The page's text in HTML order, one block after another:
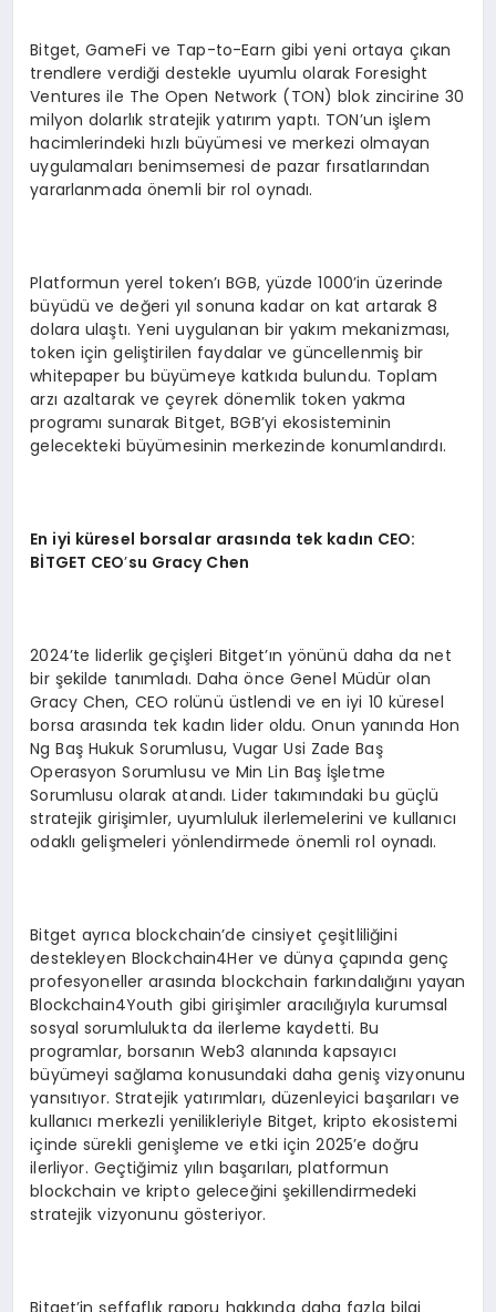
Bitget, GameFi ve Tap-to-Earn gibi yeni ortaya çıkan
trendlere verdiği destekle uyumlu olarak Foresight
Ventures ile The Open Network (TON) blok zincirine 30
milyon dolarlık stratejik yatırım yaptı. TON’un işlem
hacimlerindeki hızlı büyümesi ve merkezi olmayan
uygulamaları benimsemesi de pazar fırsatlarından
yararlanmada önemli bir rol oynadı.
Platformun yerel token’ı BGB, yüzde 1000’in üzerinde
büyüdü ve değeri yıl sonuna kadar on kat artarak 8
dolara ulaştı. Yeni uygulanan bir yakım mekanizması,
token için geliştirilen faydalar ve güncellenmiş bir
whitepaper bu büyümeye katkıda bulundu. Toplam
arzı azaltarak ve çeyrek dönemlik token yakma
programı sunarak Bitget, BGB’yi ekosisteminin
gelecekteki büyümesinin merkezinde konumlandırdı.
En iyi küresel borsalar arasında tek kadın CEO:
BİTGET CEO’su Gracy Chen
2024’te liderlik geçişleri Bitget’ın yönünü daha da net
bir şekilde tanımladı. Daha önce Genel Müdür olan
Gracy Chen, CEO rolünü üstlendi ve en iyi 10 küresel
borsa arasında tek kadın lider oldu. Onun yanında Hon
Ng Baş Hukuk Sorumlusu, Vugar Usi Zade Baş
Operasyon Sorumlusu ve Min Lin Baş İşletme
Sorumlusu olarak atandı. Lider takımındaki bu güçlü
stratejik girişimler, uyumluluk ilerlemelerini ve kullanıcı
odaklı gelişmeleri yönlendirmede önemli rol oynadı.
Bitget ayrıca blockchain’de cinsiyet çeşitliliğini
destekleyen Blockchain4Her ve dünya çapında genç
profesyoneller arasında blockchain farkındalığını yayan
Blockchain4Youth gibi girişimler aracılığıyla kurumsal
sosyal sorumlulukta da ilerleme kaydetti. Bu
programlar, borsanın Web3 alanında kapsayıcı
büyümeyi sağlama konusundaki daha geniş vizyonunu
yansıtıyor. Stratejik yatırımları, düzenleyici başarıları ve
kullanıcı merkezli yenilikleriyle Bitget, kripto ekosistemi
içinde sürekli genişleme ve etki için 2025’e doğru
ilerliyor. Geçtiğimiz yılın başarıları, platformun
blockchain ve kripto geleceğini şekillendirmedeki
stratejik vizyonunu gösteriyor.
Bitget’in şeffaflık raporu hakkında daha fazla bilgi